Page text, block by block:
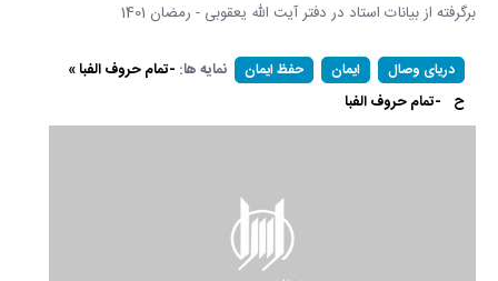
برگرفته از بیانات استاد در دفتر آیت الله یعقوبی - رمضان 1401
دریای وصال ایمان حفظ ایمان نمایه ها: -تمام حروف الفبا »
ح -تمام حروف الفبا